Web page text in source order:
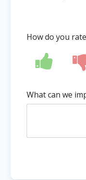
How do you
What can we